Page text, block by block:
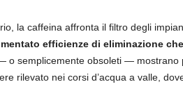
la caffeina affronta il filtro degli
efficienze di eliminazione che
o semplicemente obsoleti —
rilevato nei corsi d’acqua a valle,